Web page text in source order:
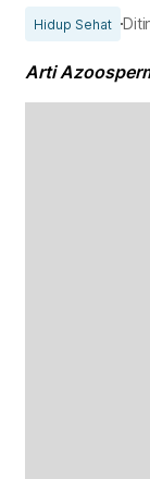
Hidup Sehat
Arti